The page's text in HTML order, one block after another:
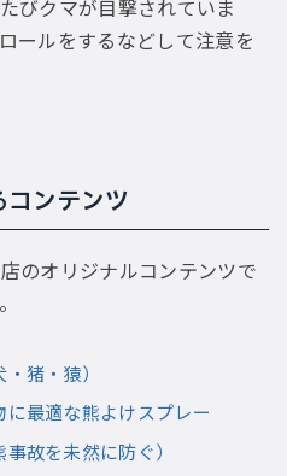
びクマが目撃されていま
ールをするなどして注意を
ンテンツ
のオリジナルコンテンツで
猪・猿）
最適な熊よけスプレー
故を未然に防ぐ）